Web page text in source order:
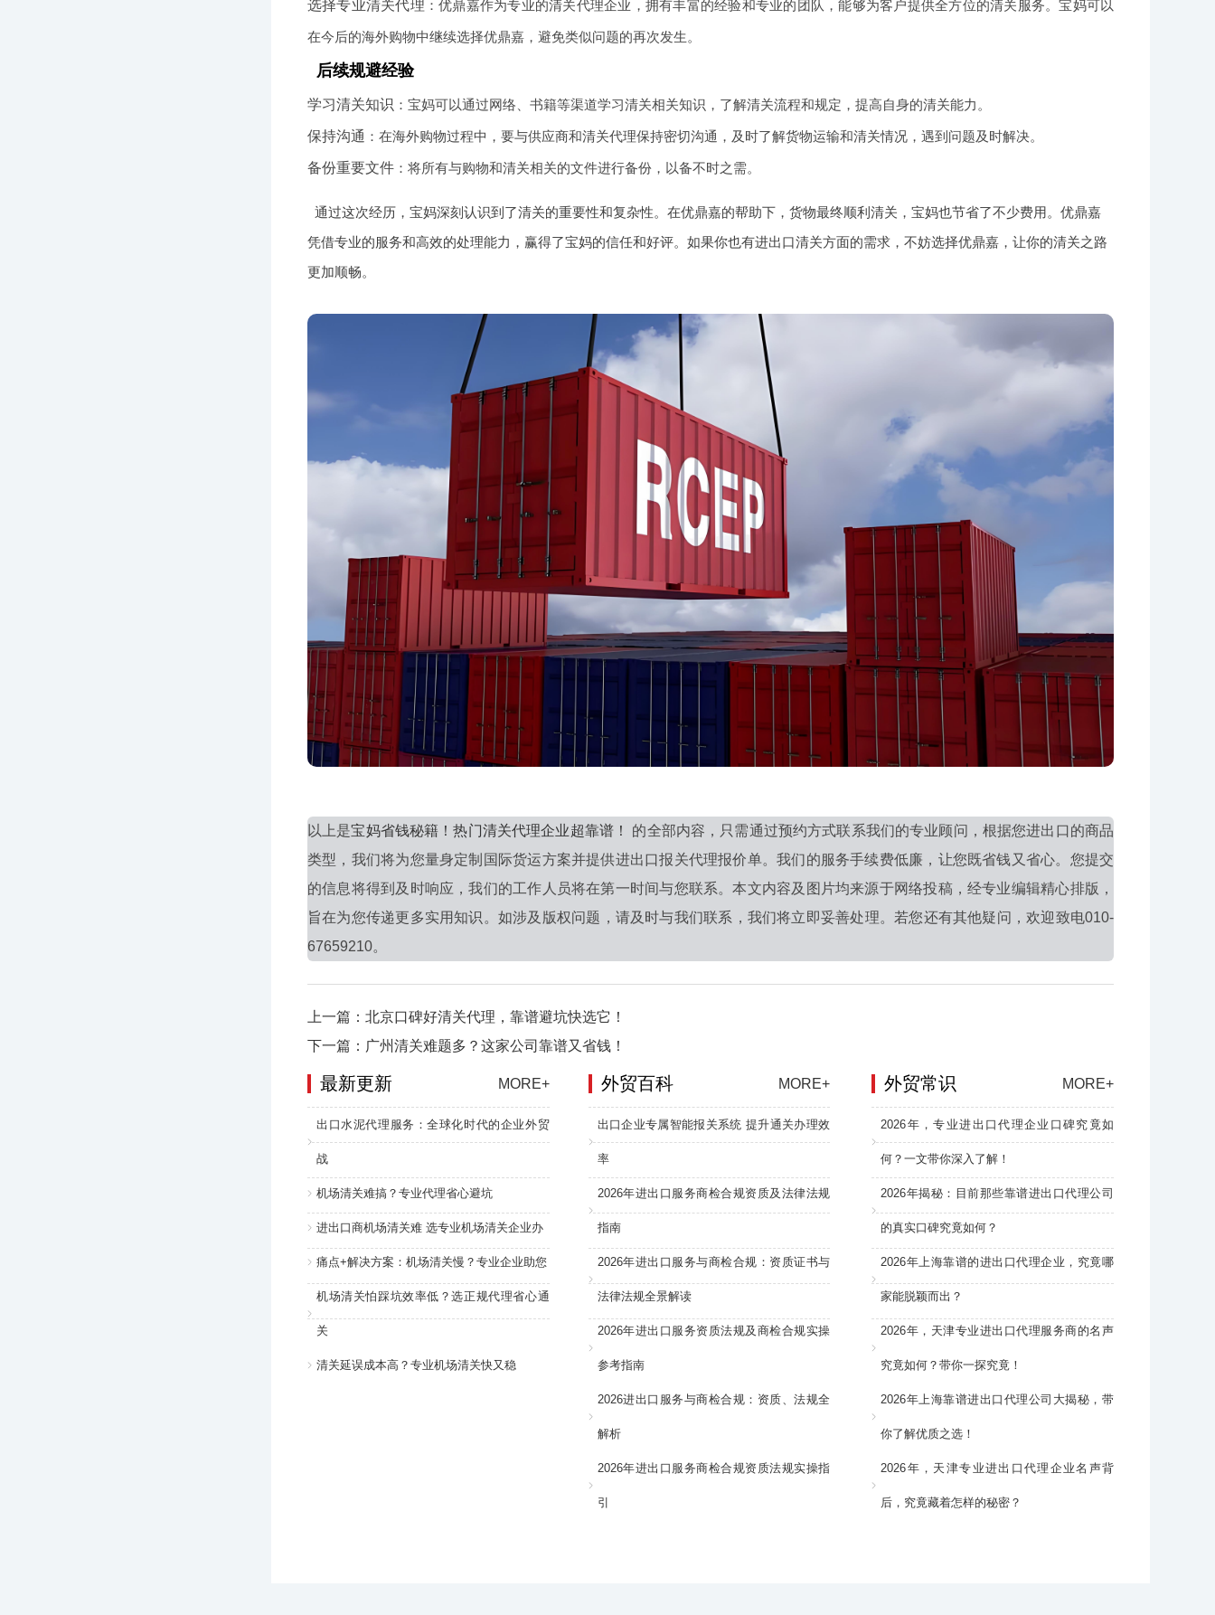
选择专业清关代理 ：优鼎嘉作为专业的清关代理企业，拥有丰富的经验和专业的团队，能够为客户提供全方位的清关服务。宝妈可以
在今后的海外购物中继续选择优鼎嘉，避免类似问题的再次发生。
后续规避经验
学习清关知识 ：宝妈可以通过网络、书籍等渠道学习清关相关知识，了解清关流程和规定，提高自身的清关能力。
保持沟通 ：在海外购物过程中，要与供应商和清关代理保持密切沟通，及时了解货物运输和清关情况，遇到问题及时解决。
备份重要文件 ：将所有与购物和清关相关的文件进行备份，以备不时之需。
通过这次经历，宝妈深刻认识到了清关的重要性和复杂性。在优鼎嘉的帮助下，货物最终顺利清关，宝妈也节省了不少费用。优鼎嘉
凭借专业的服务和高效的处理能力，赢得了宝妈的信任和好评。如果你也有进出口清关方面的需求，不妨选择优鼎嘉，让你的清关之路
更加顺畅。
以上是宝妈省钱秘籍！热门清关代理企业超靠谱！ 的全部内容，只需通过预约方式联系我们的专业顾问，根据您进出口的商品
类型，我们将为您量身定制国际货运方案并提供进出口报关代理报价单。我们的服务手续费低廉，让您既省钱又省心。您提交
的信息将得到及时响应，我们的工作人员将在第一时间与您联系。本文内容及图片均来源于网络投稿，经专业编辑精心排版，
旨在为您传递更多实用知识。如涉及版权问题，请及时与我们联系，我们将立即妥善处理。若您还有其他疑问，欢迎致电010-
67659210。
上一篇：北京口碑好清关代理，靠谱避坑快选它！
下一篇：广州清关难题多？这家公司靠谱又省钱！
最新更新 MORE+
出口水泥代理服务：全球化时代的企业外贸
战
机场清关难搞？专业代理省心避坑
进出口商机场清关难 选专业机场清关企业办
痛点+解决方案：机场清关慢？专业企业助您
机场清关怕踩坑效率低？选正规代理省心通
关
清关延误成本高？专业机场清关快又稳
外贸常识 MORE+
2026年，专业进出口代理企业口碑究竟如
何？一文带你深入了解！
2026年揭秘：目前那些靠谱进出口代理公司
的真实口碑究竟如何？
2026年上海靠谱的进出口代理企业，究竟哪
家能脱颖而出？
2026年，天津专业进出口代理服务商的名声
究竟如何？带你一探究竟！
2026年上海靠谱进出口代理公司大揭秘，带
你了解优质之选！
2026年，天津专业进出口代理企业名声背
后，究竟藏着怎样的秘密？
外贸百科 MORE+
出口企业专属智能报关系统 提升通关办理效
率
2026年进出口服务商检合规资质及法律法规
指南
2026年进出口服务与商检合规：资质证书与
法律法规全景解读
2026年进出口服务资质法规及商检合规实操
参考指南
2026进出口服务与商检合规：资质、法规全
解析
2026年进出口服务商检合规资质法规实操指
引